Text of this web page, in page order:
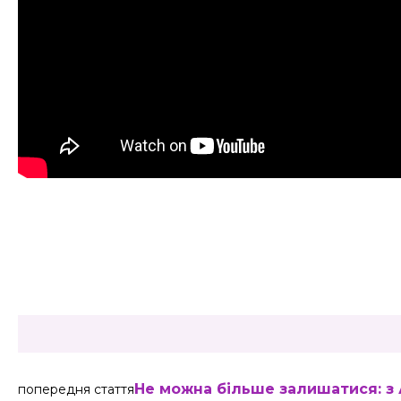
попередня статтяНе можна більше залишатися: з